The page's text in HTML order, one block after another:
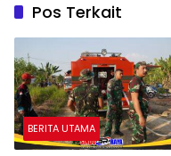
Pos Terkait
BERITA UTAMA